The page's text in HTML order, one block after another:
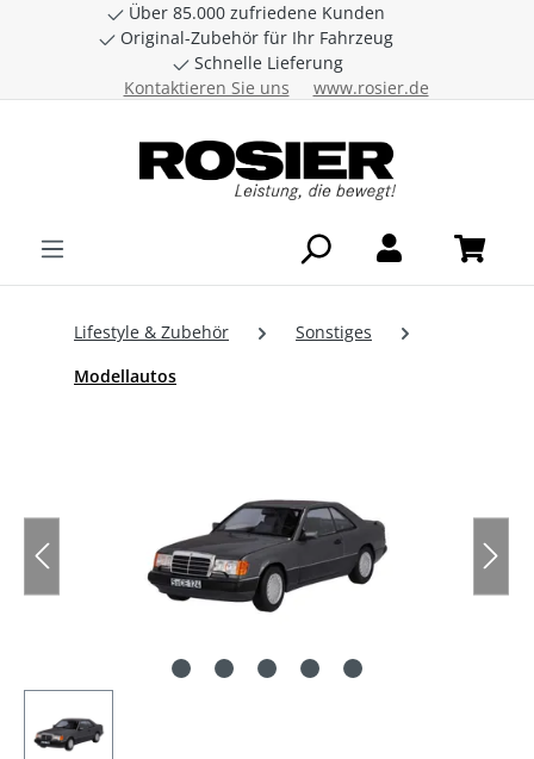
Zum Hauptinhalt springen
Über 85.000 zufriedene Kunden
Original-Zubehör für Ihr Fahrzeug
Schnelle Lieferung
Kontaktieren Sie uns
www.rosier.de
Lifestyle & Zubehör
Sonstiges
Modellautos